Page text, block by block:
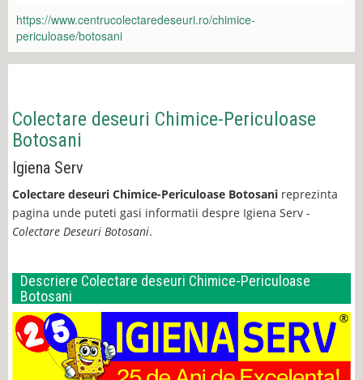
https://www.centrucolectaredeseuri.ro/chimice-
periculoase/botosani
Colectare deseuri Chimice-Periculoase
Botosani
Igiena Serv
Colectare deseuri Chimice-Periculoase Botosani reprezinta
pagina unde puteti gasi informatii despre Igiena Serv -
Colectare Deseuri Botosani.
Descriere Colectare deseuri Chimice-Periculoase
Botosani